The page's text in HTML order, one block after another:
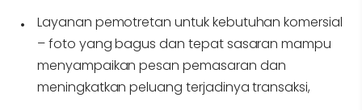
Layanan pemotretan untuk kebutuhan komersial
– foto yang bagus dan tepat sasaran mampu
menyampaikan pesan pemasaran dan
meningkatkan peluang terjadinya transaksi,